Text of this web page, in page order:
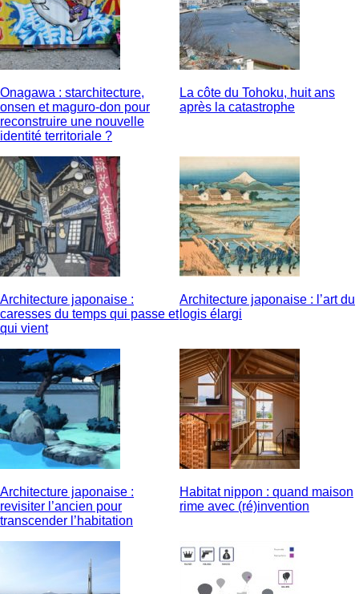
Onagawa : starchitecture,
onsen et maguro-don pour
reconstruire une nouvelle
identité territoriale ?
La côte du Tohoku, huit ans
après la catastrophe
Architecture japonaise :
caresses du temps qui passe et
qui vient
Architecture japonaise : l’art du
logis élargi
Architecture japonaise :
revisiter l’ancien pour
transcender l’habitation
Habitat nippon : quand maison
rime avec (ré)invention